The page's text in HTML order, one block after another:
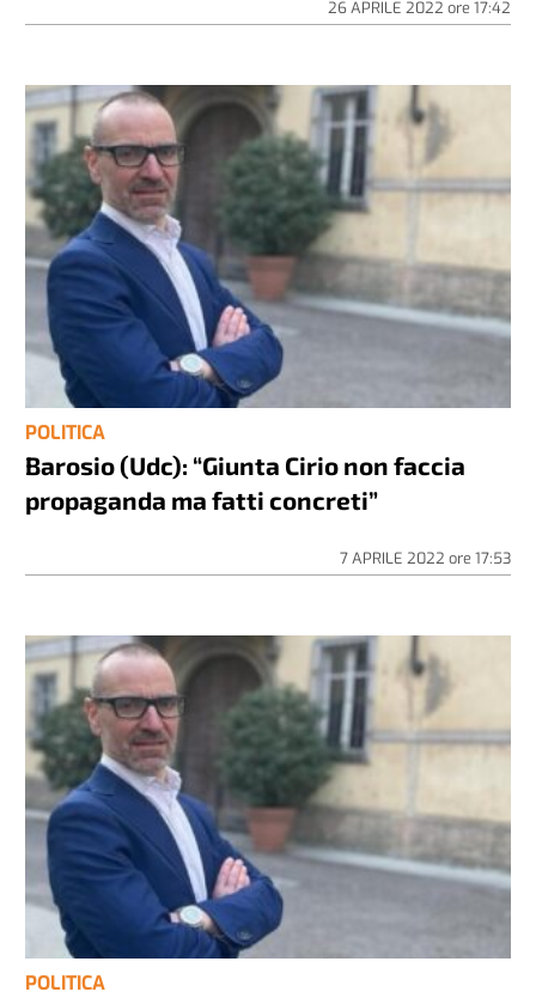
26 APRILE 2022 ore 17:42
POLITICA
Barosio (Udc): “Giunta Cirio non faccia
propaganda ma fatti concreti”
7 APRILE 2022 ore 17:53
POLITICA